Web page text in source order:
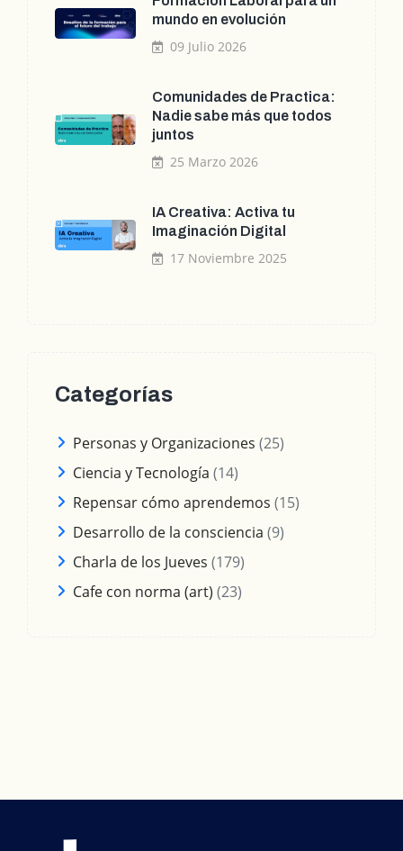
mundo en evolución
09 Julio 2026
Comunidades de Practica:
Nadie sabe más que todos
juntos
25 Marzo 2026
IA Creativa: Activa tu
Imaginación Digital
17 Noviembre 2025
Categorías
Personas y Organizaciones (25)
Ciencia y Tecnología (14)
Repensar cómo aprendemos (15)
Desarrollo de la consciencia (9)
Charla de los Jueves (179)
Cafe con norma (art) (23)